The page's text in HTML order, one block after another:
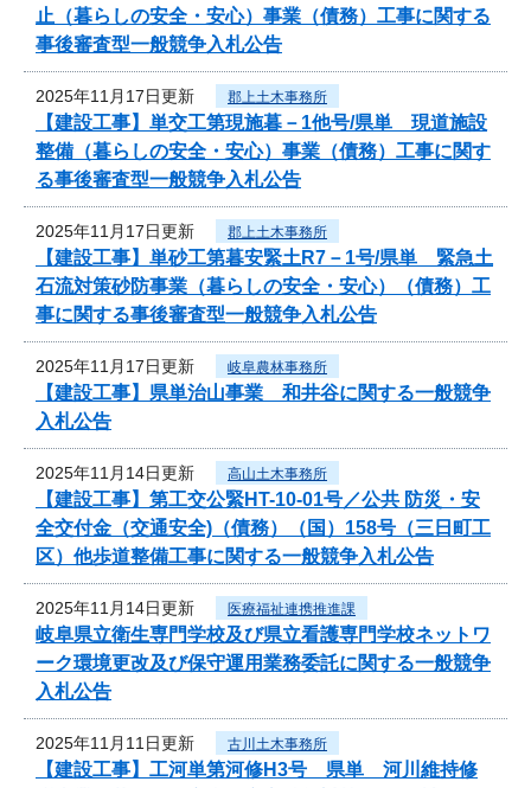
止（暮らしの安全・安心）事業（債務）工事に関する
事後審査型一般競争入札公告
2025年11月17日更新 郡上土木事務所
【建設工事】単交工第現施暮－1他号/県単 現道施設
整備（暮らしの安全・安心）事業（債務）工事に関す
る事後審査型一般競争入札公告
2025年11月17日更新 郡上土木事務所
【建設工事】単砂工第暮安緊土R7－1号/県単 緊急土
石流対策砂防事業（暮らしの安全・安心）（債務）工
事に関する事後審査型一般競争入札公告
2025年11月17日更新 岐阜農林事務所
【建設工事】県単治山事業 和井谷に関する一般競争
入札公告
2025年11月14日更新 高山土木事務所
【建設工事】第工交公緊HT-10-01号／公共 防災・安
全交付金（交通安全)（債務）（国）158号（三日町工
区）他歩道整備工事に関する一般競争入札公告
2025年11月14日更新 医療福祉連携推進課
岐阜県立衛生専門学校及び県立看護専門学校ネットワ
ーク環境更改及び保守運用業務委託に関する一般競争
入札公告
2025年11月11日更新 古川土木事務所
【建設工事】工河単第河修H3号 県単 河川維持修